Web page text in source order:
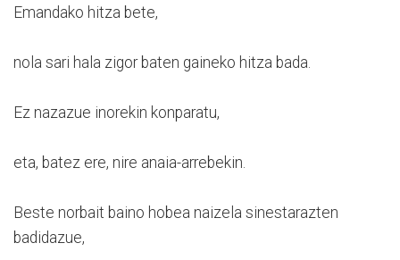
Emandako hitza bete,
nola sari hala zigor baten gaineko hitza bada.
Ez nazazue inorekin konparatu,
eta, batez ere, nire anaia-arrebekin.
Beste norbait baino hobea naizela sinestarazten
badidazue,